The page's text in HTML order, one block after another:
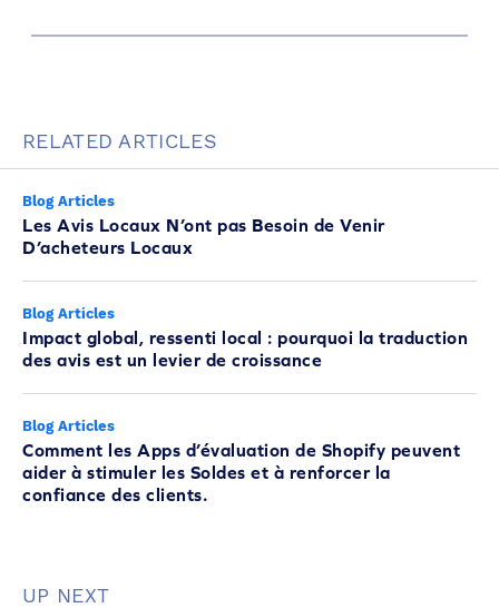
RELATED ARTICLES
Blog Articles
Les Avis Locaux N’ont pas Besoin de Venir
D’acheteurs Locaux
Blog Articles
Impact global, ressenti local : pourquoi la traduction
des avis est un levier de croissance
Blog Articles
Comment les Apps d’évaluation de Shopify peuvent
aider à stimuler les Soldes et à renforcer la
confiance des clients.
UP NEXT